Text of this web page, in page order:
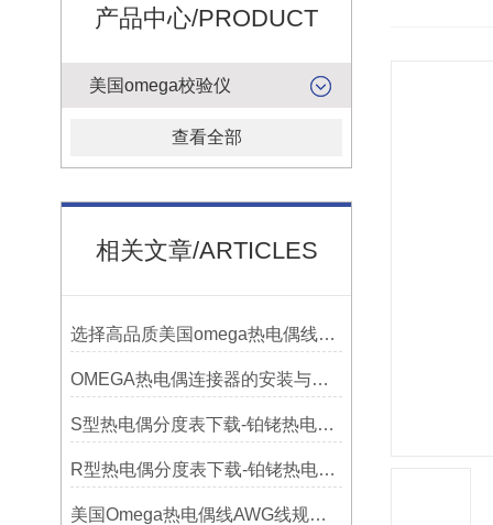
产品中心/PRODUCT
美国omega校验仪
查看全部
相关文章/ARTICLES
选择高品质美国omega热电偶线的要点？
OMEGA热电偶连接器的安装与调试
S型热电偶分度表下载-铂铑热电偶分度表
R型热电偶分度表下载-铂铑热电偶分度表下载
美国Omega热电偶线AWG线规对照表